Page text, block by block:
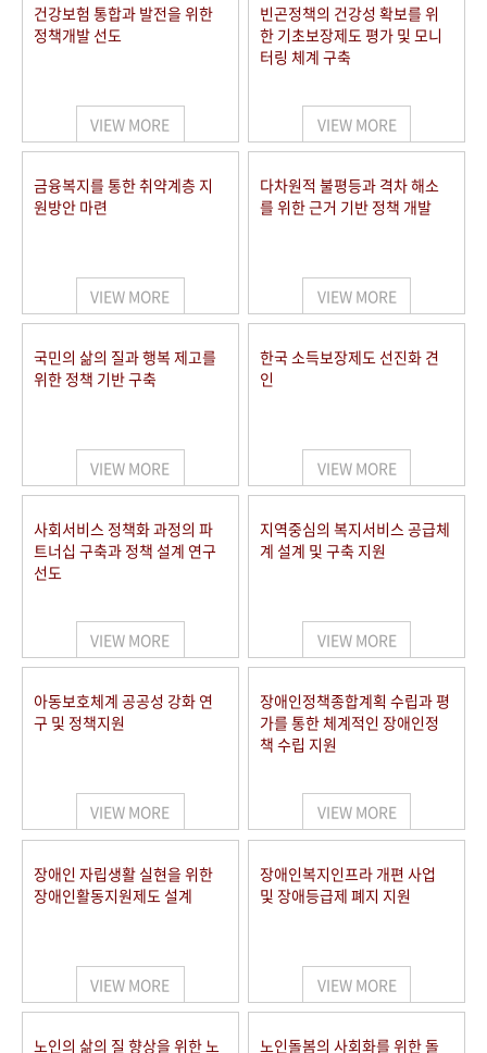
건강보험 통합과 발전을 위한
정책개발 선도
VIEW MORE
빈곤정책의 건강성 확보를 위
한 기초보장제도 평가 및 모니
터링 체계 구축
VIEW MORE
금융복지를 통한 취약계층 지
원방안 마련
VIEW MORE
다차원적 불평등과 격차 해소
를 위한 근거 기반 정책 개발
VIEW MORE
국민의 삶의 질과 행복 제고를
위한 정책 기반 구축
VIEW MORE
한국 소득보장제도 선진화 견
인
VIEW MORE
사회서비스 정책화 과정의 파
트너십 구축과 정책 설계 연구
선도
VIEW MORE
지역중심의 복지서비스 공급체
계 설계 및 구축 지원
VIEW MORE
아동보호체계 공공성 강화 연
구 및 정책지원
VIEW MORE
장애인정책종합계획 수립과 평
가를 통한 체계적인 장애인정
책 수립 지원
VIEW MORE
장애인 자립생활 실현을 위한
장애인활동지원제도 설계
VIEW MORE
장애인복지인프라 개편 사업
및 장애등급제 폐지 지원
VIEW MORE
노인의 삶의 질 향상을 위한 노
노인돌봄의 사회화를 위한 돌